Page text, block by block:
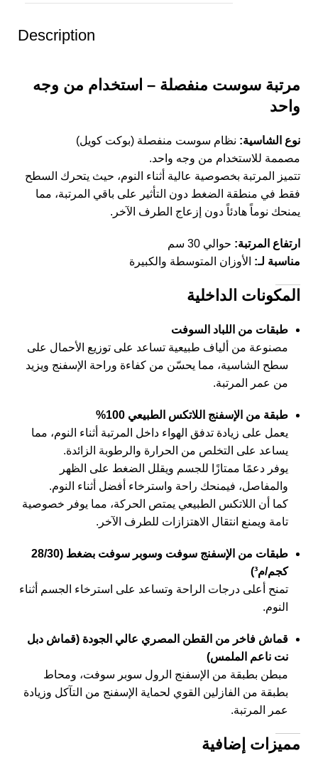
Description
مرتبة سوست منفصلة – استخدام من وجه
واحد
نوع الشاسية: نظام سوست منفصلة (بوكت كويل)
مصممة للاستخدام من وجه واحد.
تتميز المرتبة بخصوصية عالية أثناء النوم، حيث يتحرك السطح
فقط في منطقة الضغط دون التأثير على باقي المرتبة، مما
يمنحك نوماً هادئاً دون إزعاج الطرف الآخر.
ارتفاع المرتبة: حوالي 30 سم
مناسبة لـ: الأوزان المتوسطة والكبيرة
المكونات الداخلية
طبقات من اللباد السوفت
مصنوعة من ألياف طبيعية تساعد على توزيع الأحمال على
سطح الشاسية، مما يحسّن من كفاءة وراحة الإسفنج ويزيد
من عمر المرتبة.
طبقة من الإسفنج اللاتكس الطبيعي 100%
يعمل على زيادة تدفق الهواء داخل المرتبة أثناء النوم، مما
يساعد على التخلص من الحرارة والرطوبة الزائدة.
يوفر دعمًا ممتازًا للجسم ويقلل الضغط على الظهر
والمفاصل، فيمنحك راحة واسترخاء أفضل أثناء النوم.
كما أن اللاتكس الطبيعي يمتص الحركة، مما يوفر خصوصية
تامة ويمنع انتقال الاهتزازات للطرف الآخر.
طبقات من الإسفنج سوفت وسوبر سوفت بضغط (28/30
كجم/م³)
تمنح أعلى درجات الراحة وتساعد على استرخاء الجسم أثناء
النوم.
قماش فاخر من القطن المصري عالي الجودة (قماش دبل
نت ناعم الملمس)
مبطن بطبقة من الإسفنج الرول سوبر سوفت، ومحاط
بطبقة من الفازلين القوي لحماية الإسفنج من التآكل وزيادة
عمر المرتبة.
مميزات إضافية